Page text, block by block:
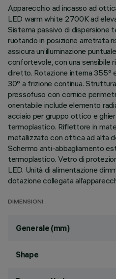
Apparecchio ad incasso ad
LED warm white 2700K ad
Sistema passivo di dispersione
ruotando in posizione arretrata
assicura un’illuminazione
confortevole, con una sensibile
diretto. Rotazione interna 355°
30° a frizione continua.
pressofuso con cornice
orientabile include elemento
acciaio per gruppo ottico e
termoplastico. Riflettore in
metallizzato con ottica ad alta
Schermo anti-abbagliamento
termoplastico. Vetro di
LED. Unità di alimentazione
dotazione collegata
DIMENSIONI
Generale (mm)
Shape